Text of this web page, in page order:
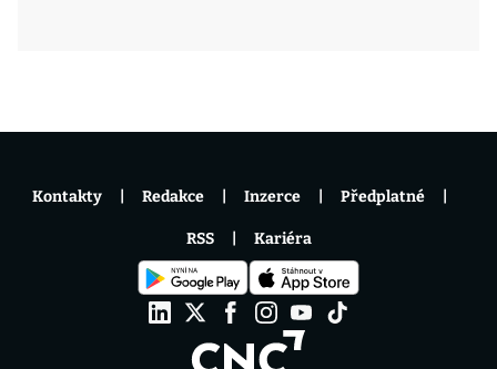
Kontakty Redakce Inzerce Předplatné
RSS Kariéra